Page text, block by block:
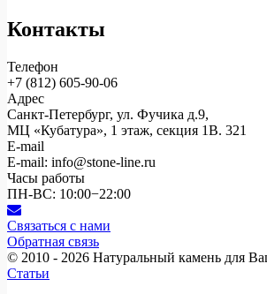
Контакты
Телефон
+7 (812) 605-90-06
Адрес
Санкт-Петербург, ул. Фучика д.9,
МЦ «Кубатура», 1 этаж, секция 1В. 321
E-mail
E-mail: info@stone-line.ru
Часы работы
ПН-ВС: 10:00−22:00
Связаться с нами
Обратная связь
© 2010 - 2026 Натуральный камень для
Статьи